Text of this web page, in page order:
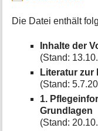
Die Datei enthält
Inhalte der
(Stand:
Literatur zur
(Stand:
1.
Grundlagen
(Stand: